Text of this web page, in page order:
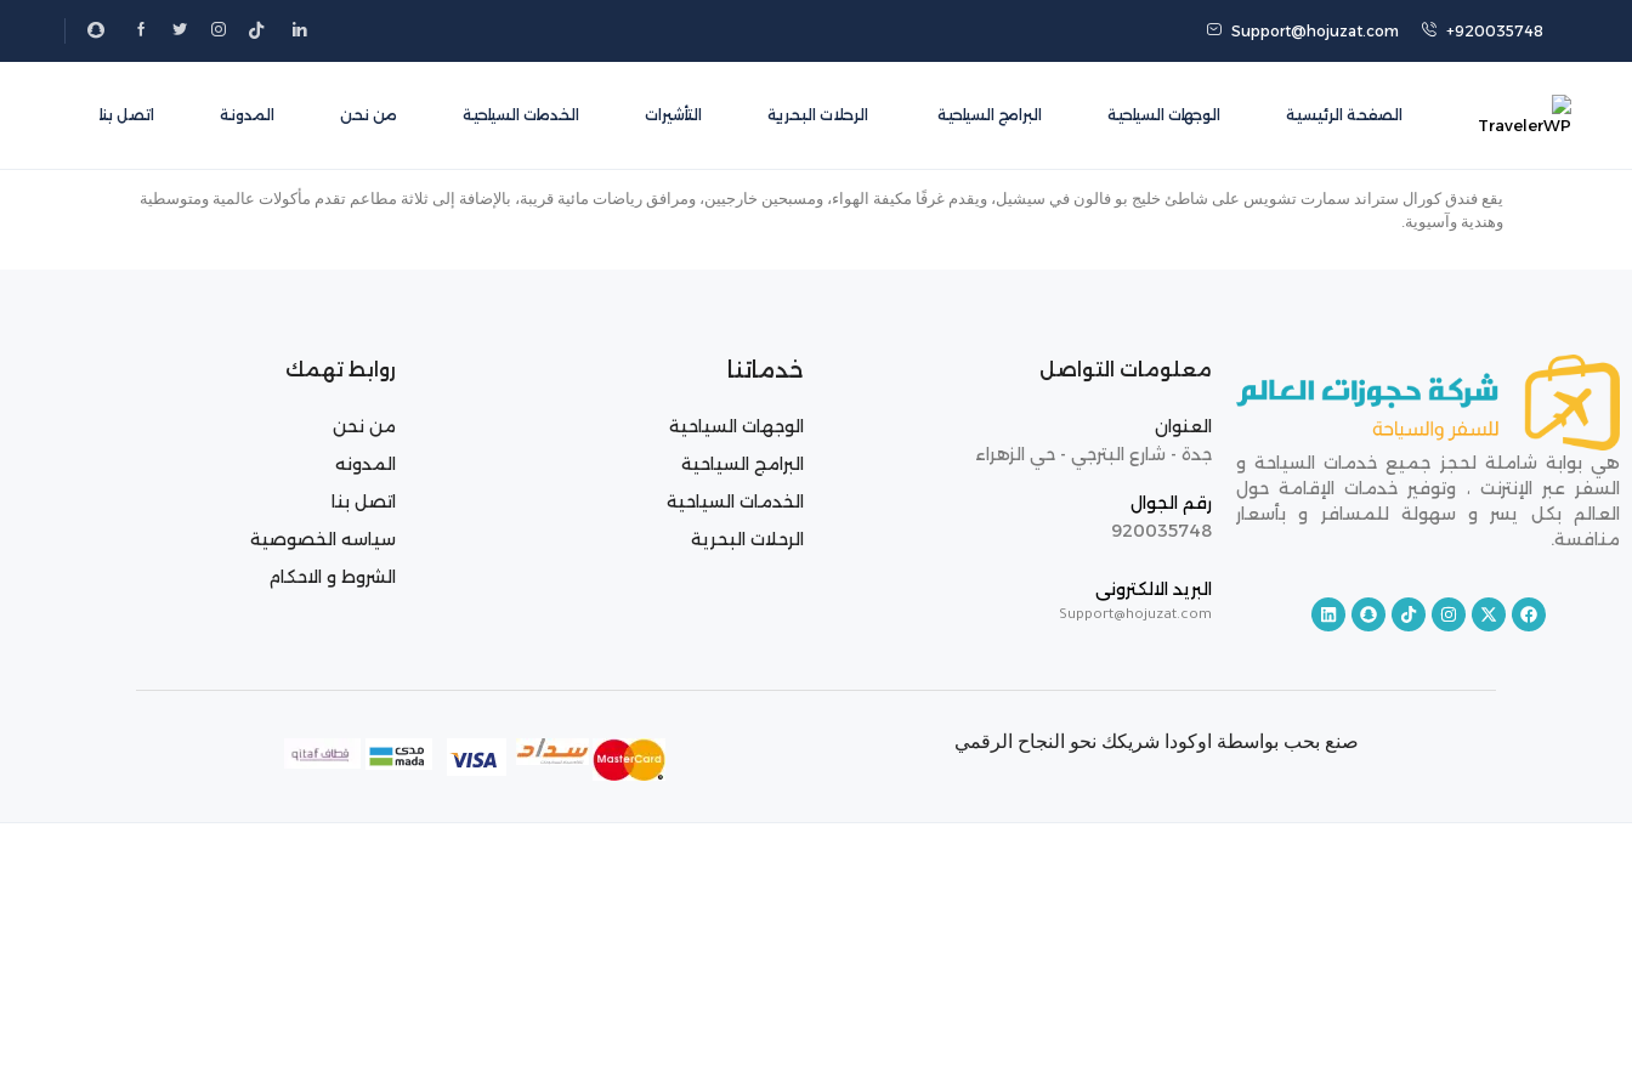
+920035748
Support@hojuzat.com
الصفحة الرئيسية الوجهات السياحية البرامج السياحية الرحلات البحرية التأشيرات الخدمات السياحية من نحن المدونة اتصل بنا
يقع فندق كورال ستراند سمارت تشويس على شاطئ خليج بو فالون في سيشيل، ويقدم غرفًا مكيفة الهواء، ومسبحين خارجيين، ومرافق رياضات مائية قريبة، بالإضافة إلى ثلاثة مطاعم تقدم مأكولات عالمية ومتوسطية
وهندية وآسيوية.
هي بوابة شاملة لحجز جميع خدمات السياحة و
السفر عبر الإنترنت ، وتوفير خدمات الإقامة حول
العالم بكل يسر و سهولة للمسافر و بأسعار
منافسة.
معلومات التواصل
العنوان
جدة - شارع البترجي - حي الزهراء
رقم الجوال
920035748
البريد الالكترونى
Support@hojuzat.com
خدماتنا
الوجهات السياحية
البرامج السياحية
الخدمات السياحية
الرحلات البحرية
روابط تهمك
من نحن
المدونه
اتصل بنا
سياسه الخصوصية
الشروط و الاحكام
صنع بحب بواسطة اوكودا شريكك نحو النجاح الرقمي